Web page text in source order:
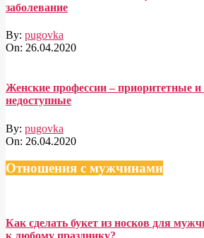
заболевание
By: pugovka
On: 26.04.2020
Женские профессии – приоритетные и
недоступные
By: pugovka
On: 26.04.2020
Отношения с мужчинами
Как сделать букет из носков для